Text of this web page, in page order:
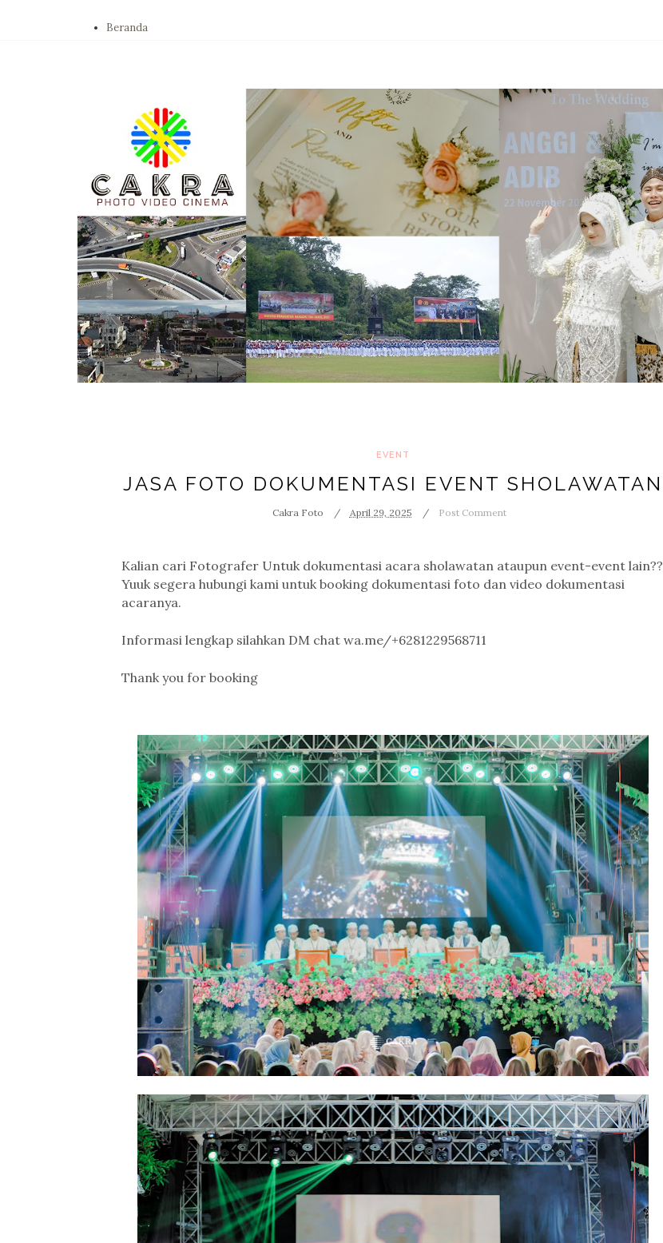
Beranda
EVENT
JASA FOTO DOKUMENTASI EVENT SHOLAWATAN
Cakra Foto April 29, 2025 Post Comment
Kalian cari Fotografer Untuk dokumentasi acara sholawatan ataupun event-event lain??
Yuuk segera hubungi kami untuk booking dokumentasi foto dan video dokumentasi
acaranya.
Informasi lengkap silahkan DM chat wa.me/+6281229568711
Thank you for booking